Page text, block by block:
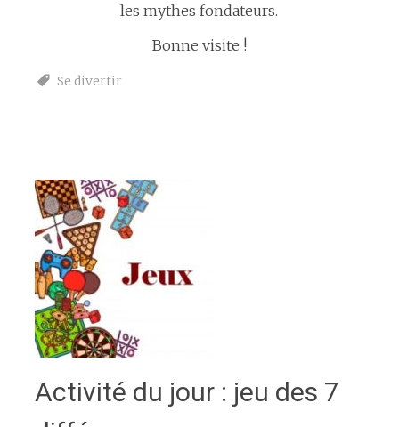
les mythes fondateurs.
Bonne visite !
Se divertir
Activité du jour : jeu des 7